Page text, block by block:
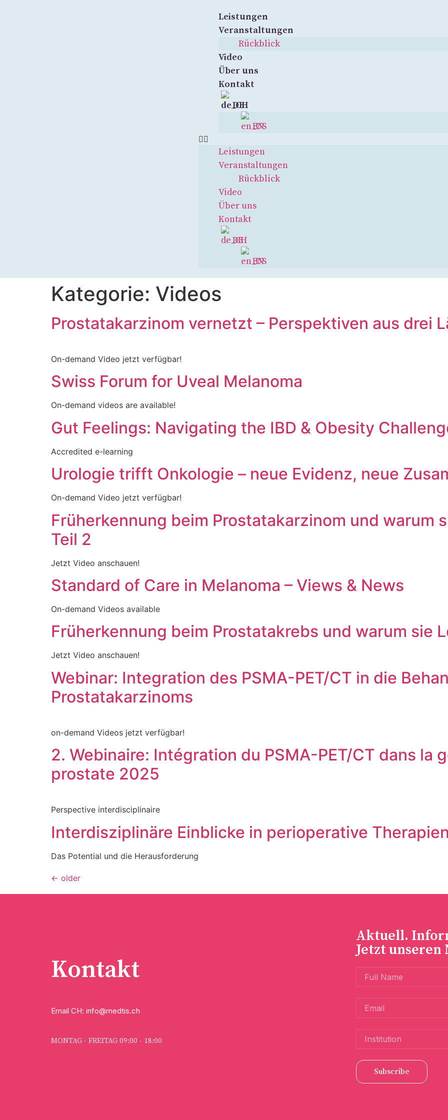
Leistungen
Veranstaltungen
Rückblick
Video
Über uns
Kontakt
DE
EN
Leistungen
Veranstaltungen
Rückblick
Video
Über uns
Kontakt
DE
EN
Kategorie: Videos
Prostatakarzinom vernetzt – Perspektiven aus drei
On-demand Video jetzt verfügbar!
Swiss Forum for Uveal Melanoma
On-demand videos are available!
Gut Feelings: Navigating the IBD & Obesity
Accredited e-learning
Urologie trifft Onkologie – neue Evidenz, neue
On-demand Video jetzt verfügbar!
Früherkennung beim Prostatakarzinom und warum
Teil 2
Jetzt Video anschauen!
Standard of Care in Melanoma – Views & News
On-demand Videos available
Früherkennung beim Prostatakrebs und warum sie
Jetzt Video anschauen!
Webinar: Integration des PSMA-PET/CT in die
Prostatakarzinoms
on-demand Videos jetzt verfügbar!
2. Webinaire: Intégration du PSMA-PET/CT dans la
prostate 2025
Perspective interdisciplinaire
Interdisziplinäre Einblicke in perioperative Therapien
Das Potential und die Herausforderung
← older
Kontakt
Email CH: info@medtis.ch
MONTAG - FREITAG 09:00 - 18:00
Aktuell.
Jetzt
Subscribe